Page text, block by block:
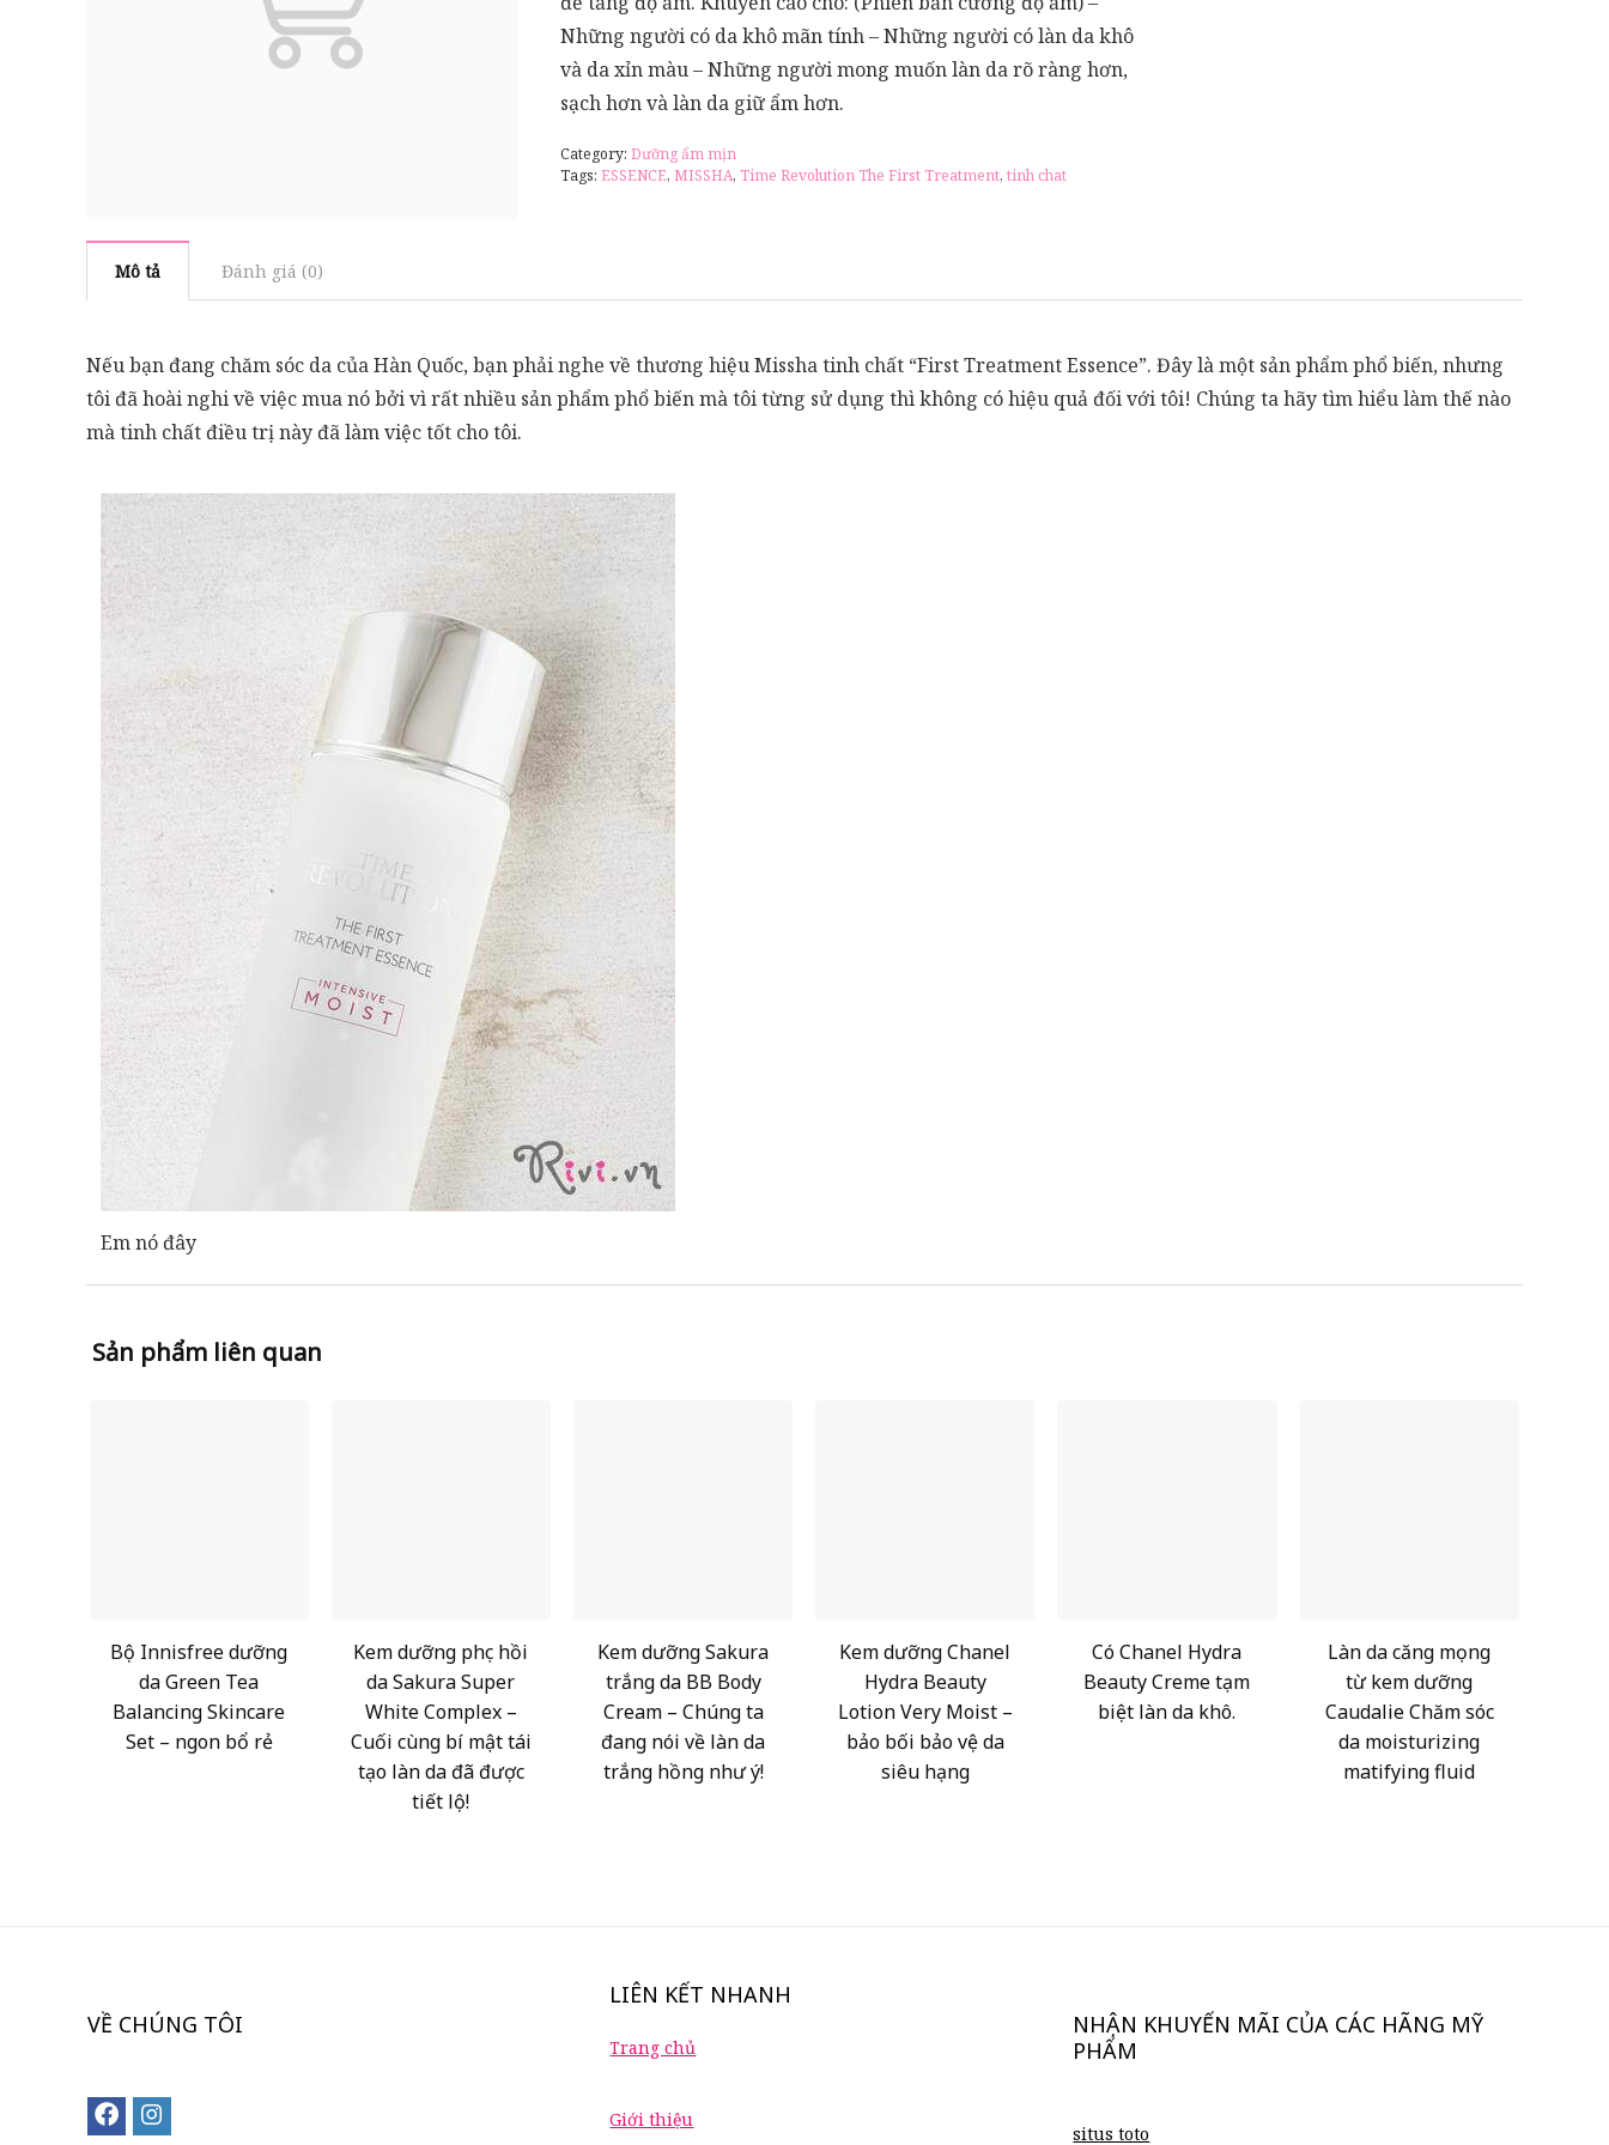
Những người có da khô mãn tính – Những người có làn da khô
và da xỉn màu – Những người mong muốn làn da rõ ràng hơn,
sạch hơn và làn da giữ ẩm hơn.
Category: Dưỡng ẩm mịn
Tags: ESSENCE, MISSHA, Time Revolution The First Treatment, tinh chat
Mô tả Đánh giá (0)
Nếu bạn đang chăm sóc da của Hàn Quốc, bạn phải nghe về thương hiệu Missha tinh chất “First Treatment Essence”. Đây là một sản phẩm phổ biến, nhưng
tôi đã hoài nghi về việc mua nó bởi vì rất nhiều sản phẩm phổ biến mà tôi từng sử dụng thì không có hiệu quả đối với tôi! Chúng ta hãy tìm hiểu làm thế nào
mà tinh chất điều trị này đã làm việc tốt cho tôi.
Em nó đây
Sản phẩm liên quan
Bộ Innisfree dưỡng
da Green Tea
Balancing Skincare
Set – ngon bổ rẻ
Kem dưỡng phục hồi
da Sakura Super
White Complex –
Cuối cùng bí mật tái
tạo làn da đã được
tiết lộ!
Kem dưỡng Sakura
trắng da BB Body
Cream – Chúng ta
đang nói về làn da
trắng hồng như ý!
Kem dưỡng Chanel
Hydra Beauty
Lotion Very Moist –
bảo bối bảo vệ da
siêu hạng
Có Chanel Hydra
Beauty Creme tạm
biệt làn da khô.
Làn da căng mọng
từ kem dưỡng
Caudalie Chăm sóc
da moisturizing
matifying fluid
VỀ CHÚNG TÔI
LIÊN KẾT NHANH
Trang chủ
Giới thiệu
NHẬN KHUYẾN MÃI CỦA CÁC HÃNG MỸ
PHẨM
situs toto